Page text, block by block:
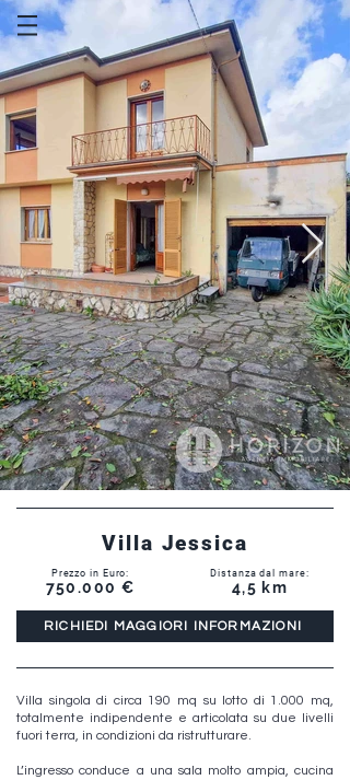
Villa Jessica
Prezzo in Euro:
750.000 €
Distanza dal mare:
4,5 km
RICHIEDI MAGGIORI INFORMAZIONI
Villa singola di circa 190 mq su lotto di 1.000 mq,
totalmente indipendente e articolata su due livelli
fuori terra, in condizioni da ristrutturare.
L’ingresso conduce a una sala molto ampia, cucina